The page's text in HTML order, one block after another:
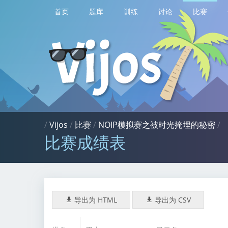
首页 题库 训练 讨论 比赛
/Vijos / 比赛 / NOIP模拟赛之被时光掩埋的秘密/
比赛成绩表
导出为 HTML 导出为 CSV